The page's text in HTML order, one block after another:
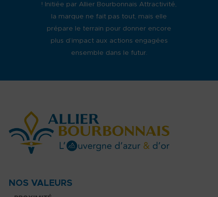
! Initiée par Allier Bourbonnais Attractivité,
la marque ne fait pas tout, mais elle
prépare le terrain pour donner encore
plus d’impact aux actions engagées
ensemble dans le futur.
NOS VALEURS